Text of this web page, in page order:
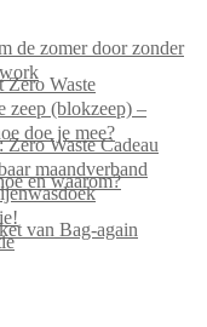
de zomer door zonder
Zero Waste
zeep (blokzeep) –
doe je mee?
Zero Waste Cadeau
maandverband
en waarom?
van Bag-again